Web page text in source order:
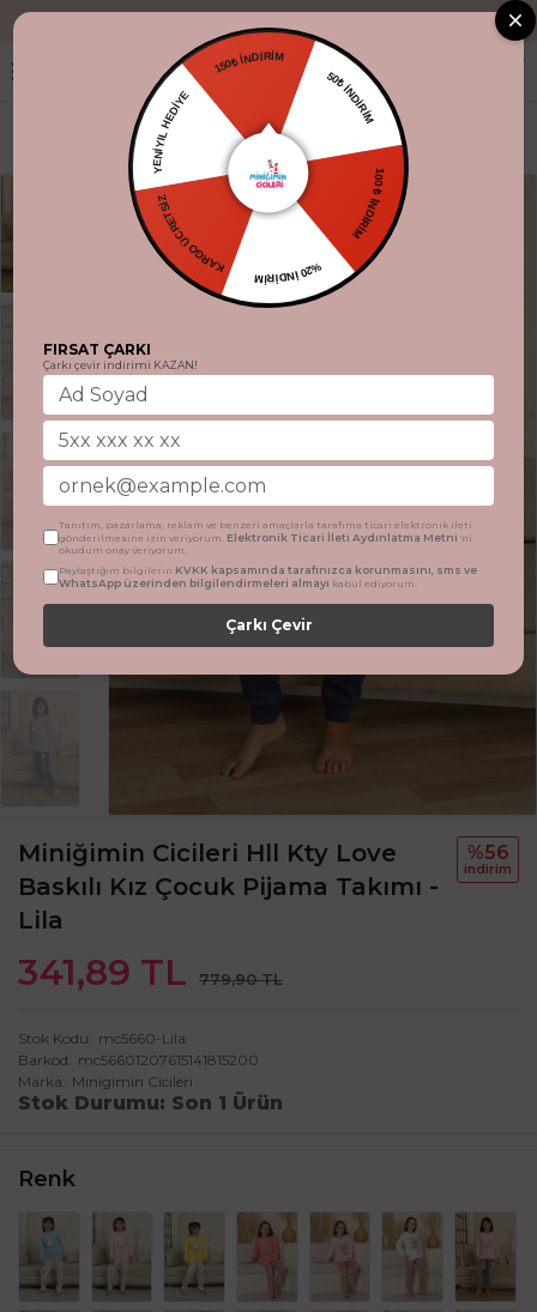
"Aynı gün
Miniğimin Cicileri Hll Kty Love
Baskılı Kız Çocuk Pijama Takımı -
Lila
341,89 TL 779,90 TL
%56
i̇ndi̇ri̇m
Stok Kodu
mc5660-Lila
Barkod
mc56601207615141815200
Marka
Minigimin Cicileri
Stok Durumu Son 1 Ürün
Renk
150₺ İNDİRİM
50₺ İNDİRİM
100 ₺ İNDİRİM
%20 İNDİRİM
KARGO ÜCRETSİZ
YENİYIL HEDİYE
FIRSAT ÇARKI
Çarkı çevir indirimi KAZAN!
Tanıtım, pazarlama, reklam ve benzeri amaçlarla tarafıma ticari elektronik ileti
gönderilmesine izin veriyorum. Elektronik Ticari İleti Aydınlatma Metni 'ni
okudum onay veriyorum.
Paylaştığım bilgilerin KVKK kapsamında tarafınızca korunmasını, sms ve
WhatsApp üzerinden bilgilendirmeleri almayı kabul ediyorum.
Çarkı Çevir